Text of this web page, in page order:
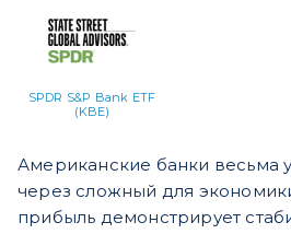
SPDR S&P Bank ETF
(KBE)
Американские банки весьма
через сложный для
прибыль демонстрирует